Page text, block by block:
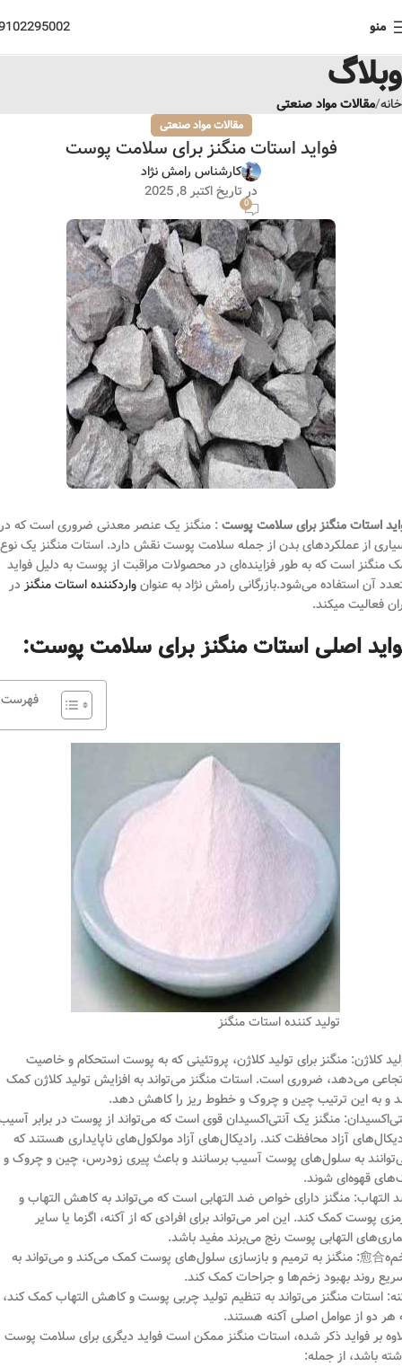
منو
وبلاگ
خانه مقالات مواد صنعتی
مقالات مواد صنعتی
فواید استات منگنز برای سلامت پوست
کارشناس رامش نژاد
در تاریخ اکتبر 8, 2025
0
استات منگنز برای سلامت پوست : منگنز یک عنصر معدنی ضروری است که در
از عملکردهای بدن از جمله سلامت پوست نقش دارد. استات منگنز یک نوع
منگنز است که به طور فزاینده‌ای در محصولات مراقبت از پوست به دلیل فواید
آن استفاده می‌شود.بازرگانی رامش نژاد به عنوانواردکننده استات منگنزدر
فعالیت میکند.
اصلی استات منگنز برای سلامت پوست:
فهرست
تولید کننده استات منگنز
کلاژن: منگنز برای تولید کلاژن، پروتئینی که به پوست استحکام و خاصیت
می‌دهد، ضروری است. استات منگنز می‌تواند به افزایش تولید کلاژن کمک
و به این ترتیب چین و چروک و خطوط ریز را کاهش دهد.
منگنز یک آنتی‌اکسیدان قوی است که می‌تواند از پوست در برابر
آزاد محافظت کند. رادیکال‌های آزاد مولکول‌های ناپایداری هستند که
به سلول‌های پوست آسیب برسانند و باعث پیری زودرس، چین و چروک و
قهوه‌ای شوند.
التهاب: منگنز دارای خواص ضد التهابی است که می‌تواند به کاهش التهاب و
پوست کمک کند. این امر می‌تواند برای افرادی که از آکنه، اگزما یا سایر
التهابی پوست رنج می‌برند مفید باشد.
زخم‌ه愈合: منگنز به ترمیم و بازسازی سلول‌های پوست کمک می‌کند و می‌تواند به
روند بهبود زخم‌ها و جراحات کمک کند.
استات منگنز می‌تواند به تنظیم تولید چربی پوست و کاهش التهاب کمک کند،
هر دو از عوامل اصلی آکنه هستند.
بر فواید ذکر شده، استات منگنز ممکن است فواید دیگری برای سلامت پوست
باشد، از جمله: